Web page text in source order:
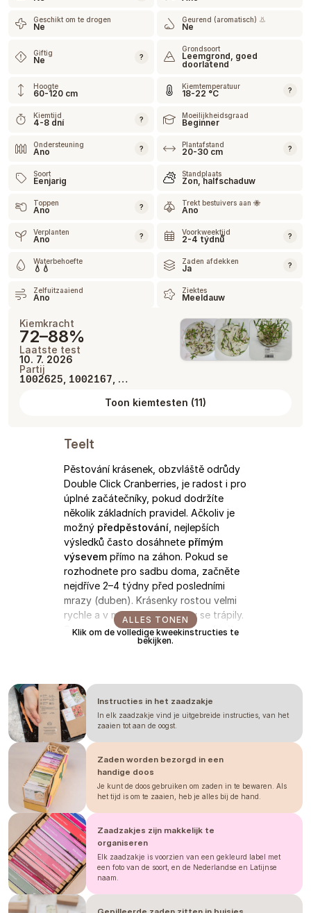
Geschikt om te drogen
Ne
Geurend (aromatisch) 👃
Ne
Giftig
Ne ?
Grondsoort
Leemgrond, goed
doorlatend
Hoogte
60-120 cm
Kiemtemperatuur
18-22 °C ?
Kiemtijd
4-8 dní ? Moeilijkheidsgraad
Beginner
Ondersteuning
Ano ? Plantafstand
20-30 cm ?
Soort
Eenjarig
Standplaats
Zon, halfschaduw
Toppen
Ano ? Trekt bestuivers aan 🐝
Ano
Verplanten
Ano ? Voorkweektijd
2-4 týdnů ?
Waterbehoefte
💧💧
Zaden afdekken
Ja ?
Zelfuitzaaiend
Ano
Ziektes
Meeldauw
Kiemkracht
72–88%
Laatste test
10. 7. 2026
Partij
1002625 1002167 , …
Toon kiemtesten (11)
Teelt
Pěstování krásenek, obzvláště odrůdy
Double Click Cranberries, je radost i pro
úplné začátečníky, pokud dodržíte
několik základních pravidel. Ačkoliv je
možný předpěstování , nejlepších
výsledků často dosáhnete přímým
výsevem přímo na záhon. Pokud se
rozhodnete pro sadbu doma, začněte
nejdříve 2–4 týdny před posledními
mrazy (duben). Krásenky rostou velmi
rychle a v malém prostoru by se trápily.
Semena vysejte do hloubky azakryjte
, jelikož ke klíčení potřebují
dní. Při výsevu přímo ven počkejte až
nakvěten, kdy pomine riziko mrazíků a
půda se prohřeje.
Jedním z nejdůležitějších kroků pro
bohatou úrodu květů jezaštipování
Jakmile rostlina dosáhne výšky asi 30
cm nebo má 3–4 páry pravých listů,
nebojte se uštípnout vrcholový výhon.
Tento zásah podpoří větvení a zajistí,
že jedna rostlina vyprodukuje nejméně
12 stonků plných poloplných až plných
květů v nádherném magentovém
odstínu. Vzhledem k tomu, že tato
odrůda dorůstá výšky 60–120 cm, je
nezbytná
opora . Můžete natáhnout
ALLES TONEN
Klik om de volledige kweekinstructies te
bekijken.
Instructies in het zaadzakje
In elk zaadzakje vind je uitgebreide instructies, van het
zaaien tot aan de oogst.
Zaden worden bezorgd in een
handige doos
Je kunt de doos gebruiken om zaden in te bewaren. Als
het tijd is om te zaaien, heb je alles bij de hand.
Zaadzakjes zijn makkelijk te
organiseren
Elk zaadzakje is voorzien van een gekleurd label met
een foto van de soort, en de Nederlandse en Latijnse
naam.